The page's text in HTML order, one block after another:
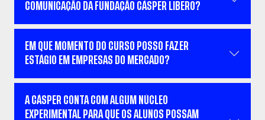
COMUNICAÇÃO DA FUNDAÇÃO CÁSPER LIBERO?
EM QUE MOMENTO DO CURSO POSSO FAZER
ESTÁGIO EM EMPRESAS DO MERCADO?
A CÁSPER CONTA COM ALGUM NÚCLEO
EXPERIMENTAL PARA QUE OS ALUNOS POSSAM